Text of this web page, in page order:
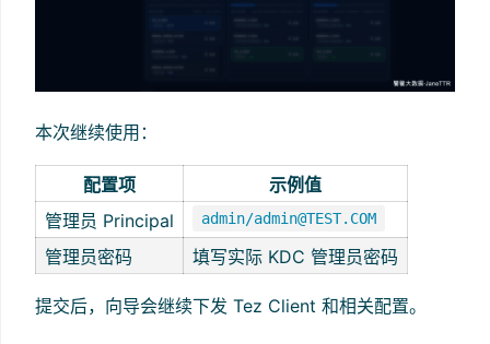
本次继续使用：
配置项
示例值
管理员 Principal
admin/admin@TEST.COM
管理员密码 填写实际 KDC 管理员密码
提交后，向导会继续下发 Tez Client 和相关配置。